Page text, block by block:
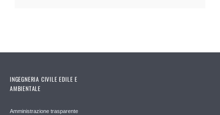
INGEGNERIA CIVILE EDILE E
AMBIENTALE
Amministrazione trasparente